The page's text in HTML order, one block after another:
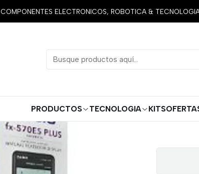
PRODUCTOS TECNOLOGIA KITS
COMPONENTES ELECTRONICOS, ROBOTICA &
Inicio Tecnologia Calculadoras CALCULADORA
Cantidad